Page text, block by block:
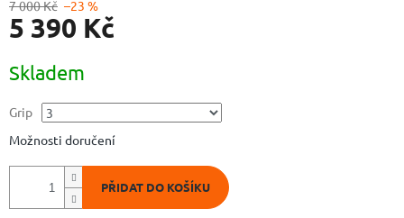
7 000 Kč –23 %
5 390 Kč
cena:
Skladem
Grip
Možnosti doručení
PŘIDAT DO KOŠÍKU